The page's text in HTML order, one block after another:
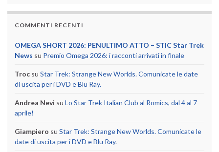
COMMENTI RECENTI
OMEGA SHORT 2026: PENULTIMO ATTO – STIC Star Trek
News su Premio Omega 2026: i racconti arrivati in finale
Troc su Star Trek: Strange New Worlds. Comunicate le date
di uscita per i DVD e Blu Ray.
Andrea Nevi su Lo Star Trek Italian Club al Romics, dal 4 al 7
aprile!
Giampiero su Star Trek: Strange New Worlds. Comunicate le
date di uscita per i DVD e Blu Ray.